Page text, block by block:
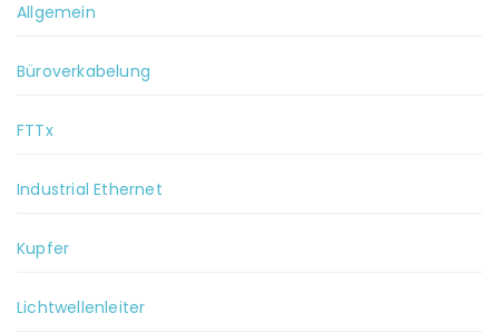
Allgemein
Büroverkabelung
FTTx
Industrial Ethernet
Kupfer
Lichtwellenleiter